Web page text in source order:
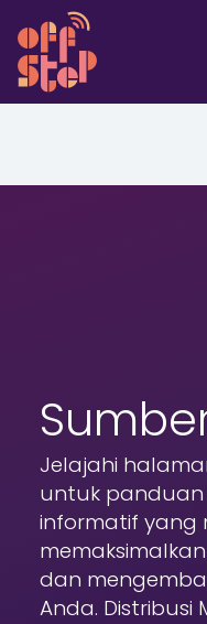
Jelajahi
untuk
informatif yang
dan
Anda. Distribusi